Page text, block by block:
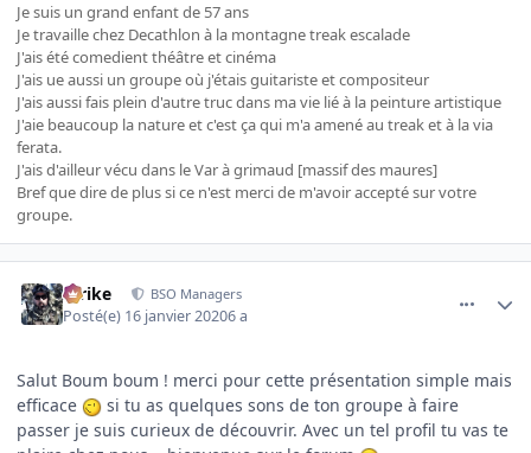
Je suis un grand enfant de 57 ans
Je travaille chez Decathlon à la montagne treak escalade
J'ais été comedient théâtre et cinéma
J'ais ue aussi un groupe où j'étais guitariste et compositeur
J'ais aussi fais plein d'autre truc dans ma vie lié à la peinture artistique
J'aie beaucoup la nature et c'est ça qui m'a amené au treak et à la via
ferata.
J'ais d'ailleur vécu dans le Var à grimaud [massif des maures]
Bref que dire de plus si ce n'est merci de m'avoir accepté sur votre
groupe.
Strike BSO Managers
Posté(e) 16 janvier 20206 a
Salut Boum boum ! merci pour cette présentation simple mais
efficace
si tu as quelques sons de ton groupe à faire
passer je suis curieux de découvrir. Avec un tel profil tu vas te